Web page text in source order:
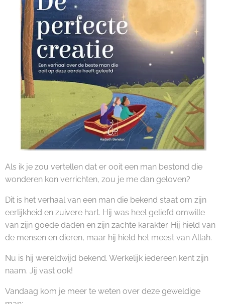
Als ik je zou vertellen dat er ooit een man bestond die
wonderen kon verrichten, zou je me dan geloven?
Dit is het verhaal van een man die bekend staat om zijn
eerlijkheid en zuivere hart. Hij was heel geliefd omwille
van zijn goede daden en zijn zachte karakter. Hij hield van
de mensen en dieren, maar hij hield het meest van Allah.
Nu is hij wereldwijd bekend. Werkelijk iedereen kent zijn
naam. Jij vast ook!
Vandaag kom je meer te weten over deze geweldige